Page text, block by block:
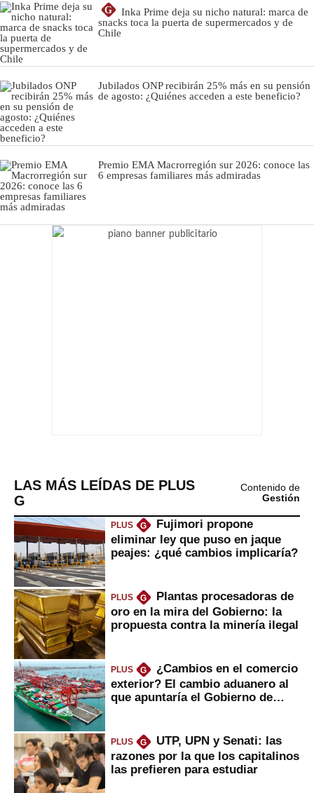
G
Inka Prime deja su nicho natural: marca de
snacks toca la puerta de supermercados y de
Chile
Jubilados ONP recibirán 25% más en su pensión
de agosto: ¿Quiénes acceden a este beneficio?
Premio EMA Macrorregión sur 2026: conoce las
6 empresas familiares más admiradas
LAS MÁS LEÍDAS DE PLUS
G
Contenido de
Gestión
PLUS G
Fujimori propone
eliminar ley que puso en jaque
peajes: ¿qué cambios implicaría?
PLUS G
Plantas procesadoras de
oro en la mira del Gobierno: la
propuesta contra la minería ilegal
PLUS G
¿Cambios en el comercio
exterior? El cambio aduanero al
que apuntaría el Gobierno de
PLUS G
UTP, UPN y Senati: las
razones por la que los capitalinos
las prefieren para estudiar